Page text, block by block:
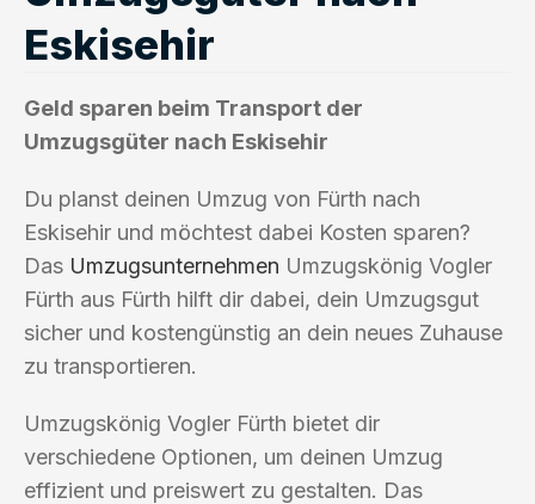
Eskisehir
Geld sparen beim Transport der
Umzugsgüter nach Eskisehir
Du planst deinen Umzug von Fürth nach
Eskisehir und möchtest dabei Kosten sparen?
Das Umzugsunternehmen Umzugskönig Vogler
Fürth aus Fürth hilft dir dabei, dein Umzugsgut
sicher und kostengünstig an dein neues Zuhause
zu transportieren.
Umzugskönig Vogler Fürth bietet dir
verschiedene Optionen, um deinen Umzug
effizient und preiswert zu gestalten. Das